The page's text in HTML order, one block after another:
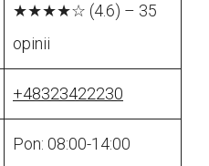
★★★★☆ (4.6) – 35
opinii
+48323422230
Pon: 08:00-14:00